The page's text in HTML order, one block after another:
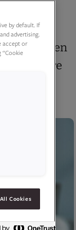
oppskriften
barna være
by default. If
advertising.
accept or
“Cookie
Cookies